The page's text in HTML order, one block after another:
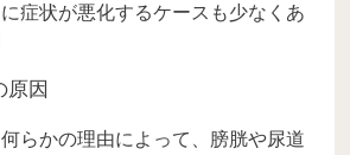
症状が悪化するケースも少なくあ
原因
らかの理由によって、膀胱や尿道